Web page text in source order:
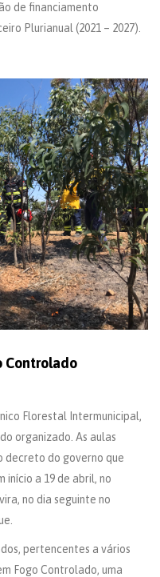
de financiamento
Plurianual (2021 – 2027).
Controlado
Florestal Intermunicipal,
organizado. As aulas
decreto do governo que
a 19 de abril, no
no dia seguinte no
pertencentes a vários
Fogo Controlado, uma